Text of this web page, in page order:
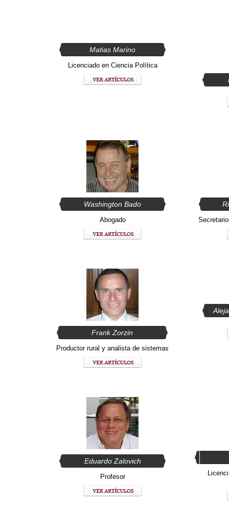
Matias Marino
Licenciado en Ciencia Política
Washington Bado
Abogado
Frank Zorzin
Productor rural y analista de sistemas
Eduardo Zalovich
Profesor